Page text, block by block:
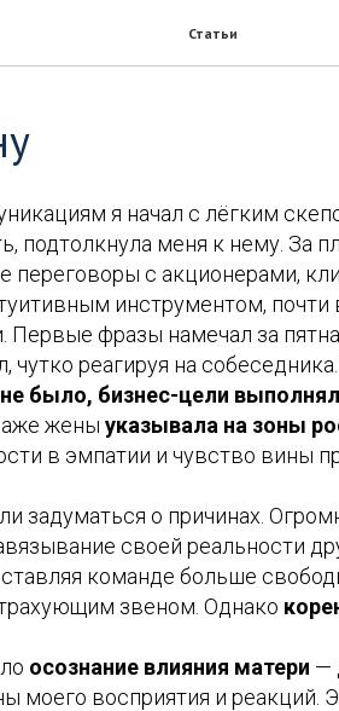
Статьи
я начал с лёгким
подтолкнула меня к нему. За
переговоры с акционерами,
инструментом, почти
Первые фразы намечал за
реагируя на собеседника.
было, бизнес-цели
жены указывала на зоны
в эмпатии и чувство вины
задуматься о причинах.
своей реальности
команде больше
звеном. Однако
осознание влияния матери —
восприятия и реакций.